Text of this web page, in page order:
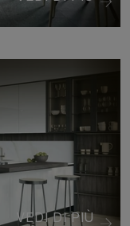
VEDI DI PIÙ